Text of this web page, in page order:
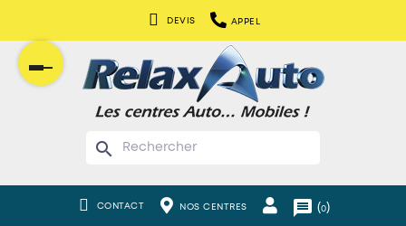
DEVIS APPEL
Basculer
la
navigation
search
CONTACT NOS CENTRES message (0)